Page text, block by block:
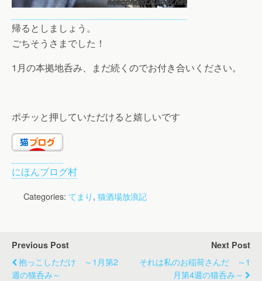
帰るとしましょう。
ごちそうさまでした！
1月の本拠地呑み、まだ続くのでお付き合いください。
ポチッと押していただけると嬉しいです
にほんブログ村
Categories: てまり, 猫酒場放浪記
Previous Post
抱っこしただけ ～1月第2
週の猫呑み～
Next Post
それは私のお稲荷さんだ ～1
月第4週の猫呑み～